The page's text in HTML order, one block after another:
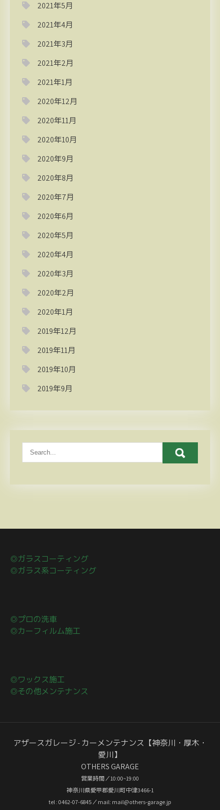
2021年5月
2021年4月
2021年3月
2021年2月
2021年1月
2020年12月
2020年11月
2020年10月
2020年9月
2020年8月
2020年7月
2020年6月
2020年5月
2020年4月
2020年3月
2020年2月
2020年1月
2019年12月
2019年11月
2019年10月
2019年9月
◎ガラスコーティング
◎ガラス系コーティング
◎プロの洗車
◎カーフィルム施工
◎ワックス施工
◎その他メンテナンス
アザースガレージ - カーメンテナンス【神奈川・厚木・
愛川】
OTHERS GARAGE
営業時間／10:00~19:00
神奈川県愛甲郡愛川町中津3466-1
tel : 0462-07-6845／mail: mail@others-garage.jp